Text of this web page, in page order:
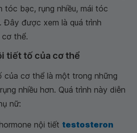
tóc bạc, rụng nhiều, mái tóc
Đây được xem là quá trình
thể.
tiết tố của cơ thể
cơ thể là một trong những
nhiều hơn. Quá trình này diễn
nữ:
nội tiết testosteron